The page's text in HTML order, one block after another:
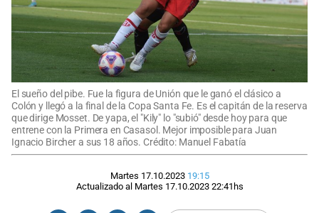
El sueño del pibe. Fue la figura de Unión que le ganó el clásico a
Colón y llegó a la final de la Copa Santa Fe. Es el capitán de la reserva
que dirige Mosset. De yapa, el "Kily" lo "subió" desde hoy para que
entrene con la Primera en Casasol. Mejor imposible para Juan
Ignacio Bircher a sus 18 años. Crédito: Manuel Fabatía
Martes 17.10.2023 19:15
Actualizado al Martes 17.10.2023 22:41hs